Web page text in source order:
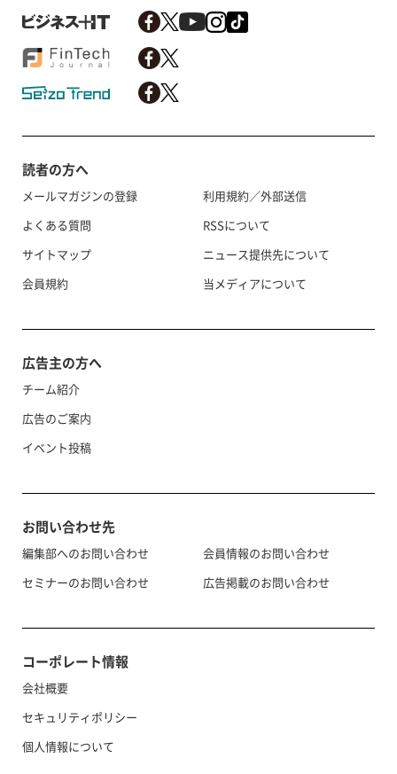
読者の方へ
メールマガジンの登録
よくある質問
サイトマップ
会員規約
利用規約／外部送信
RSSについて
ニュース提供先について
当メディアについて
広告主の方へ
チーム紹介
広告のご案内
イベント投稿
お問い合わせ先
編集部へのお問い合わせ
セミナーのお問い合わせ
会員情報のお問い合わせ
広告掲載のお問い合わせ
コーポレート情報
会社概要
セキュリティポリシー
個人情報について